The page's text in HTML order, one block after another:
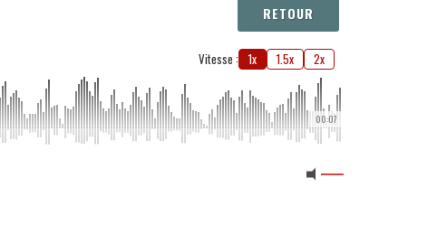
RETOUR
Vitesse : 1x 1.5x 2x
00:07